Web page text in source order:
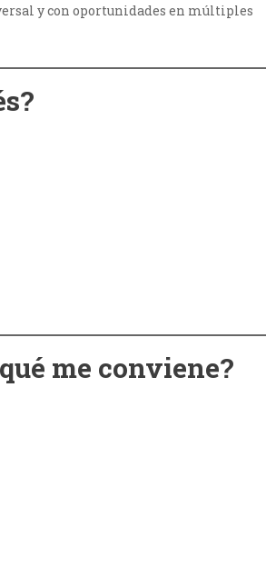
y con oportunidades en múltiples
me conviene?